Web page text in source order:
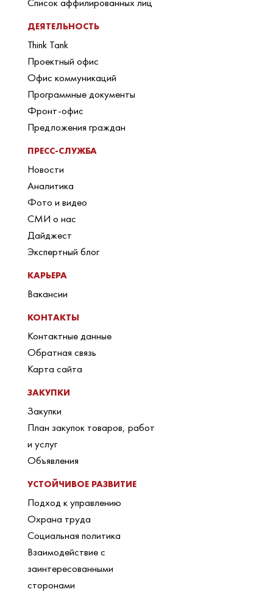
ДЕЯТЕЛЬНОСТЬ
Think Tank
Проектный офис
Офис коммуникаций
Программные документы
Фронт-офис
Предложения граждан
ПРЕСС-СЛУЖБА
Новости
Аналитика
Фото и видео
СМИ о нас
Дайджест
Экспертный блог
КАРЬЕРА
Вакансии
КОНТАКТЫ
Контактные данные
Обратная связь
Карта сайта
ЗАКУПКИ
Закупки
План закупок товаров, работ
и услуг
Объявления
УСТОЙЧИВОЕ РАЗВИТИЕ
Подход к управлению
Охрана труда
Социальная политика
Взаимодействие с
заинтересованными
сторонами